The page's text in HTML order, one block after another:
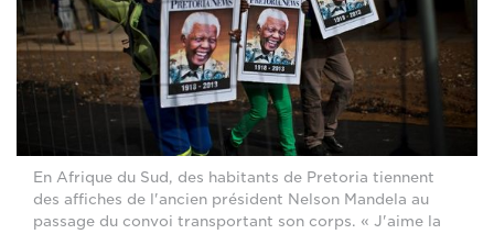
En Afrique du Sud, des habitants de Pretoria tiennent
des affiches de l'ancien président Nelson Mandela au
passage du convoi transportant son corps. « J'aime la